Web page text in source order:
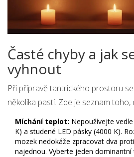
Časté chyby a jak
vyhnout
Při přípravě tantrického prostoru
několika pastí. Zde je seznam toho,
Míchání teplot: Nepoužívejte
K) a studené LED pásky (4000 K).
mozek nedokáže zpracovat dva
najednou. Vyberte jeden dominantní